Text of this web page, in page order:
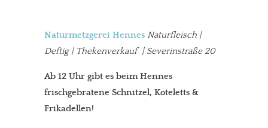
Naturmetzgerei Hennes Naturfleisch |
Deftig | Thekenverkauf | Severinstraße 20
Ab 12 Uhr gibt es beim Hennes
frischgebratene Schnitzel, Koteletts &
Frikadellen!